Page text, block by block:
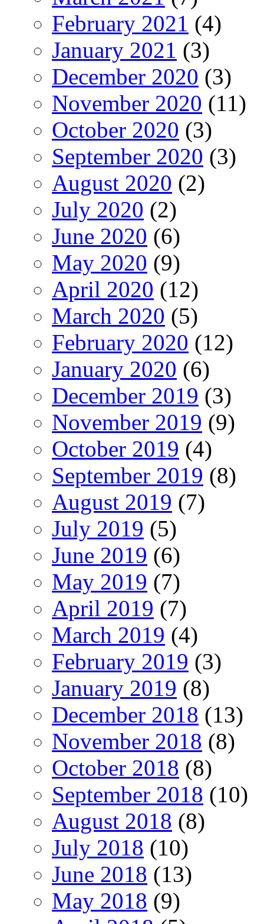
February 2021 (4)
January 2021 (3)
December 2020 (3)
November 2020 (11)
October 2020 (3)
September 2020 (3)
August 2020 (2)
July 2020 (2)
June 2020 (6)
May 2020 (9)
April 2020 (12)
March 2020 (5)
February 2020 (12)
January 2020 (6)
December 2019 (3)
November 2019 (9)
October 2019 (4)
September 2019 (8)
August 2019 (7)
July 2019 (5)
June 2019 (6)
May 2019 (7)
April 2019 (7)
March 2019 (4)
February 2019 (3)
January 2019 (8)
December 2018 (13)
November 2018 (8)
October 2018 (8)
September 2018 (10)
August 2018 (8)
July 2018 (10)
June 2018 (13)
May 2018 (9)